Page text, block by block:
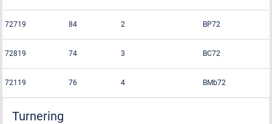
72719 84 2 BP72
72819 74 3 BC72
72119 76 4 BMb72
Turnering